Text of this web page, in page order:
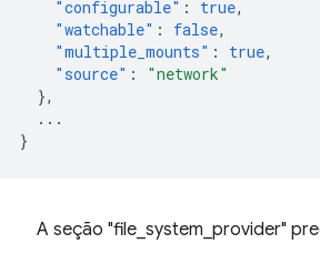
"configurable" : true,
"watchable" : false,
"multiple_mounts" : true,
"source" :
"network"
},
...
}
A seção "file_system_provider"